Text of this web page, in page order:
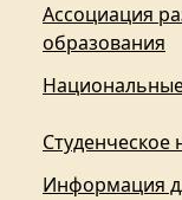
Ассоциация
образования
Информация